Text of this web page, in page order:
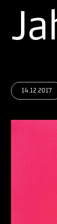
14.12.2017